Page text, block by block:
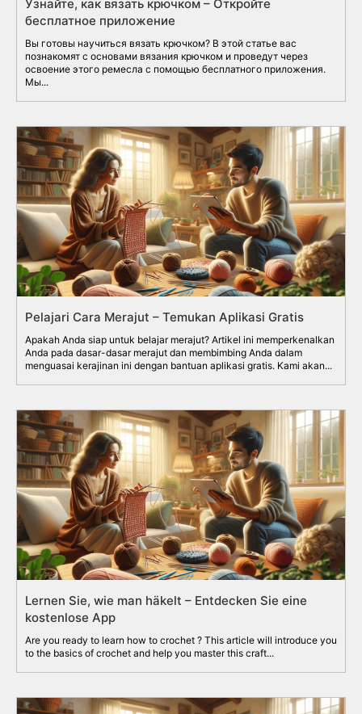
Узнайте, как вязать крючком – Откройте
бесплатное приложение
Вы готовы научиться вязать крючком? В этой статье вас
познакомят с основами вязания крючком и проведут через
освоение этого ремесла с помощью бесплатного приложения.
Мы...
Pelajari Cara Merajut – Temukan Aplikasi Gratis
Apakah Anda siap untuk belajar merajut? Artikel ini memperkenalkan
Anda pada dasar-dasar merajut dan membimbing Anda dalam
menguasai kerajinan ini dengan bantuan aplikasi gratis. Kami akan...
Lernen Sie, wie man häkelt – Entdecken Sie eine
kostenlose App
Are you ready to learn how to crochet ? This article will introduce you
to the basics of crochet and help you master this craft...